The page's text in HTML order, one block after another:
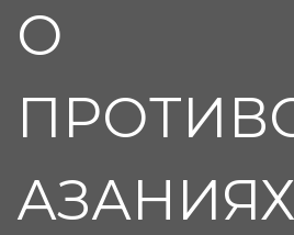
О
АЗАНИЯХ